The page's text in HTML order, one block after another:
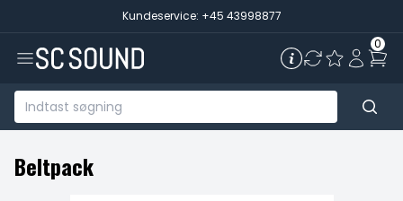
Kundeservice: +45 43998877
0
Beltpack